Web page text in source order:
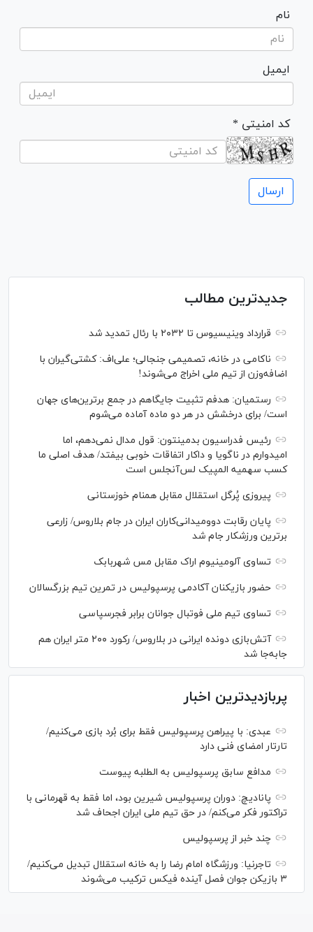
نام
ایمیل
* کد امنیتی
جدیدترین مطالب
قرارداد وینیسیوس تا ۲۰۳۲ با رئال‌ تمدید شد
ناکامی در خانه، تصمیمی جنجالی؛ علی‌اف: کشتی‌گیران با
اضافه‌وزن از تیم ملی اخراج می‌شوند!
رستمیان: هدفم تثبیت جایگاهم در جمع برترین‌های جهان
است/ برای درخشش در هر دو ماده آماده می‌شوم
رئیس فدراسیون بدمینتون: قول مدال نمی‌دهم، اما
امیدوارم در ناگویا و داکار اتفاقات خوبی بیفتد/ هدف اصلی ما
کسب سهمیه المپیک لس‌آنجلس است
پیروزی پُرگل استقلال مقابل همنام خوزستانی
پایان رقابت دوومیدانی‌کاران ایران در جام بلاروس/ زارعی
برترین ورزشکار جام شد
تساوی آلومینیوم اراک مقابل مس شهربابک
حضور بازیکنان آکادمی پرسپولیس در تمرین تیم بزرگسالان
تساوی تیم ملی فوتبال جوانان برابر فجرسپاسی
آتش‌بازی دونده ایرانی در بلاروس/ رکورد ۲۰۰ متر ایران هم
جابه‌جا شد
پربازدیدترین اخبار
عبدی: با پیراهن پرسپولیس فقط برای بُرد بازی می‌کنیم/
تارتار امضای فنی دارد
مدافع سابق پرسپولیس به الطلبه پیوست
پانادیچ: دوران پرسپولیس شیرین بود، اما فقط به قهرمانی با
تراکتور فکر می‌کنم/ در حق تیم ملی ایران اجحاف شد
چند خبر از پرسپولیس
تاجرنیا: ورزشگاه امام رضا را به خانه استقلال تبدیل می‌کنیم/
۳ بازیکن جوان فصل آینده فیکس ترکیب می‌شوند